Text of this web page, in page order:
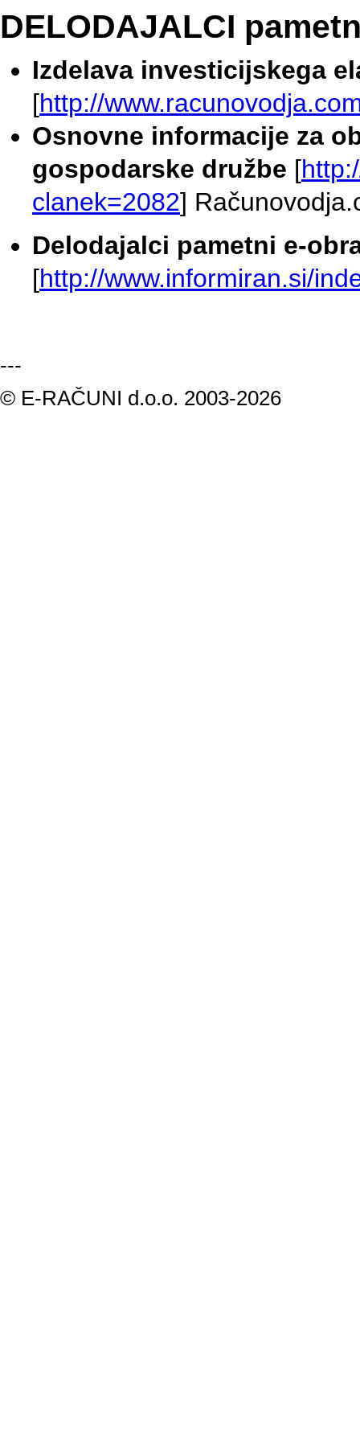
DELODAJALCI
Izdelava investicijskega
[http://
Osnovne informacije za
gospodarske družbe [
clanek=2082]
Delodajalci pametni e-
[http://www.informiran.si/
---
© E-RAČUNI d.o.o. 2003-2026